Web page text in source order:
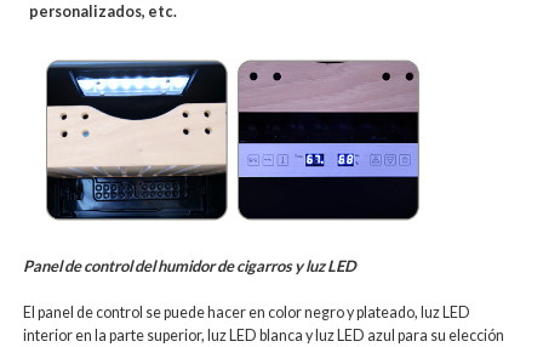
personalizados, etc.
Panel de control del humidor de cigarros y luz LED
El panel de control se puede hacer en color negro y plateado, luz LED
interior en la parte superior, luz LED blanca y luz LED azul para su elección